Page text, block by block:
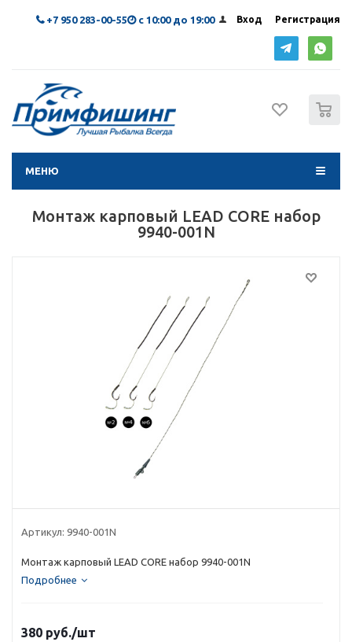
Вход Регистрация
+7 950 283-00-55 с 10:00 до 19:00
МЕНЮ
Монтаж карповый LEAD CORE набор
9940-001N
Артикул: 9940-001N
Монтаж карповый LEAD CORE набор 9940-001N
Подробнее
380 руб./шт